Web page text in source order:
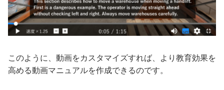
このように、動画をカスタマイズすれば、より教育効果を
高める動画マニュアルを作成できるのです。